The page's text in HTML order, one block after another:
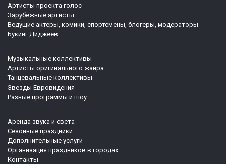
Артисты проекта голос
Зарубежные артисты
Ведущие актеры, комики, спортсмены, блогеры, модераторы
Букинг Диджеев
Музыкальные коллективы
Артисты оригинального жанра
Танцевальные коллективы
Звезды Евровидения
Разные программы и шоу
Аренда звука и света
Сезонные праздники
Дополнительные услуги
Организация праздников в городах
Контакты